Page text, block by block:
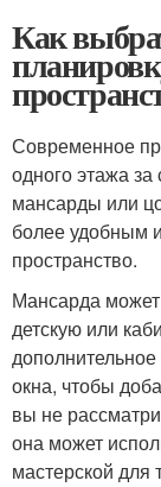
Как
Современное
одного этажа
мансарды или
более удобным
пространство.
Мансарда
детскую или
окна, чтобы
вы не
она может
мастерской для